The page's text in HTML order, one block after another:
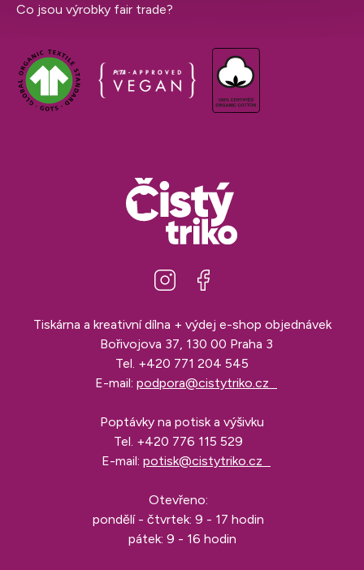
Co jsou výrobky fair trade?
Tiskárna a kreativní dílna + výdej e-shop objednávek
Bořivojova 37, 130 00 Praha 3
Tel. +420 771 204 545
E-mail: podpora@cistytriko.cz
Poptávky na potisk a výšivku
Tel. +420 776 115 529
E-mail: potisk@cistytriko.cz
Otevřeno:
pondělí - čtvrtek: 9 - 17 hodin
pátek: 9 - 16 hodin